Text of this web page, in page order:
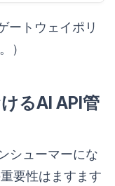
ートウェイポリ
）
るAI API管
シューマーにな
要性はますます